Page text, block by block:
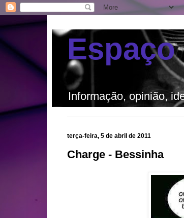
Informação, opinião,
terça-feira, 5 de abril de 2011
Charge - Bessinha